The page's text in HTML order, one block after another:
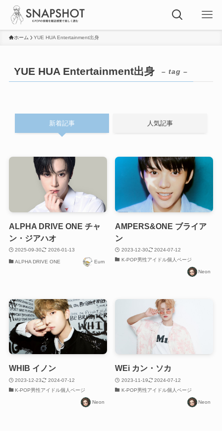
ホーム YUE HUA Entertainment出身
YUE HUA Entertainment出身 – tag –
新着記事 人気記事
ALPHA DRIVE ONE チャ
ン・ジアハオ
2025-09-30 2026-01-13
ALPHA DRIVE ONE Eum
AMPERS&ONE ブライア
ン
2023-12-30
2024-07-12
K-POP男性アイドル個人ページ
Neon
WHIB イノン
2023-12-23
2024-07-12
K-POP男性アイドル個人ページ
Neon
WEi カン・ソカ
2023-11-19
2024-07-12
K-POP男性アイドル個人ページ
Neon